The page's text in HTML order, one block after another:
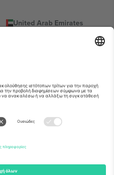
United Arab Emirates
UAE Dubai Silicon Oasis, DDP
Building A1, Office 302, Dubai,
ενδέχεται να
στη σελίδα της συγκεκριμένης